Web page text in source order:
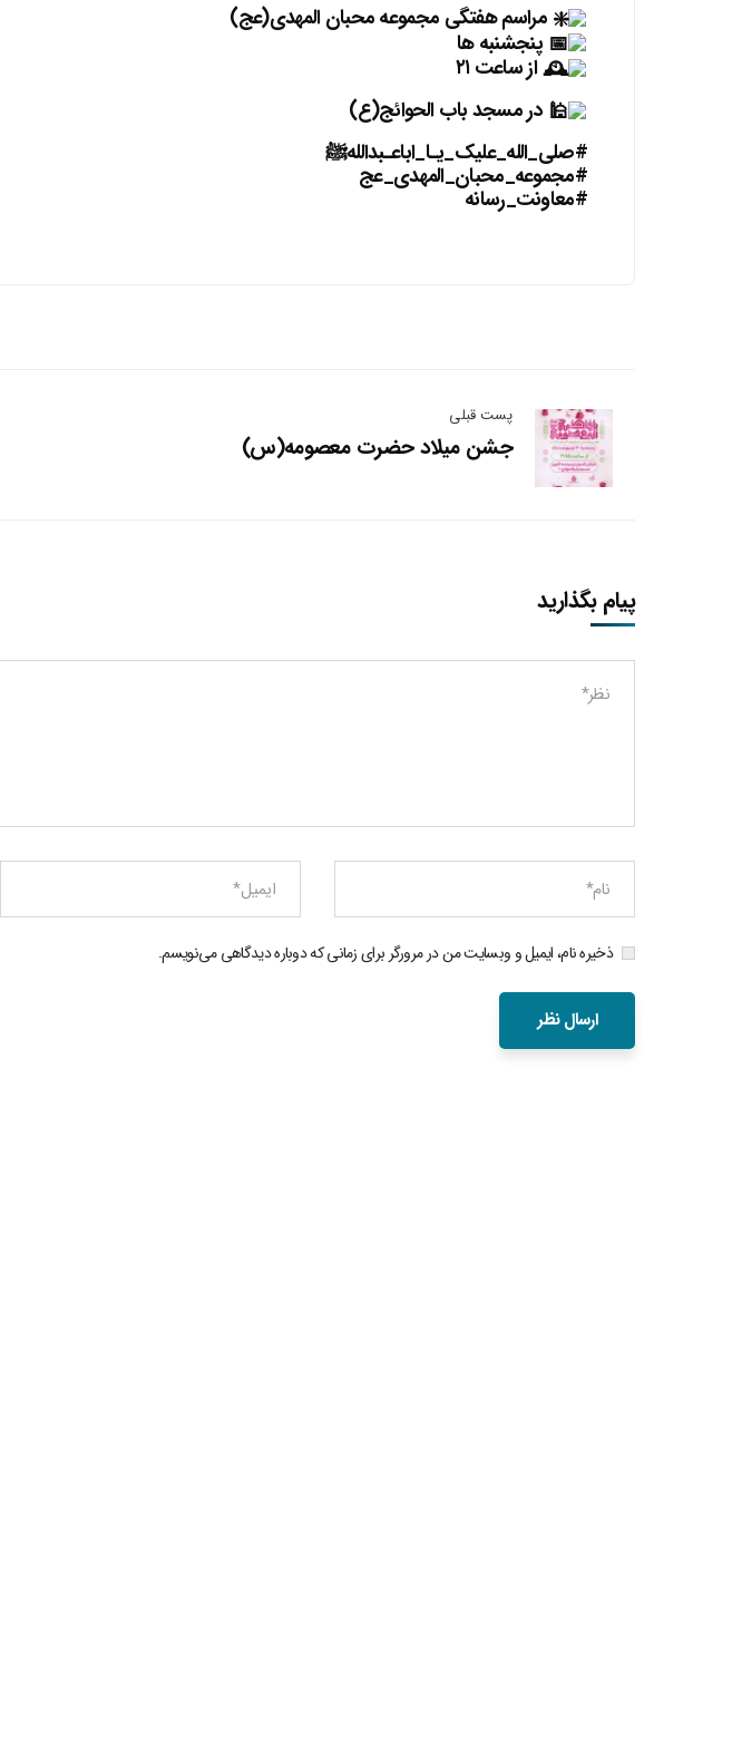
مراسم هفتگی مجموعه محبان المهدی(عج)
‌پنجشنبه ها
از ساعت ۲۱
در مسجد باب‌ الحوائج(ع)
#صلی_الله_عليك_يـا_اباعـبداللهﷺ
#مجموعه_محبان_المهدی_عج
#معاونت_رسانه
پست قبلی
جشن میلاد حضرت معصومه(س)
پیام بگذارید
ذخیره نام، ایمیل و وبسایت من در مرورگر برای زمانی که دوباره دیدگاهی می‌نویسم.